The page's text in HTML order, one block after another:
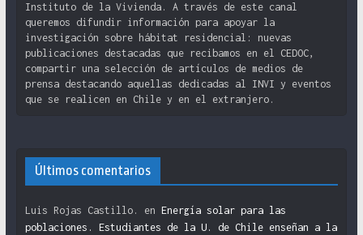
Instituto de la Vivienda. A través de este canal
queremos difundir información para apoyar la
investigación sobre hábitat residencial: nuevas
publicaciones destacadas que recibamos en el CEDOC,
compartir una selección de artículos de medios de
prensa destacando aquellas dedicadas al INVI y eventos
que se realicen en Chile y en el extranjero.
Últimos comentarios
Luis Rojas Castillo. en Energía solar para las
poblaciones. Estudiantes de la U. de Chile enseñan a la